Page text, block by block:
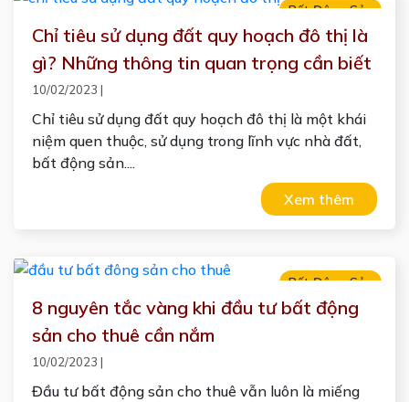
Bất Động Sản
Chỉ tiêu sử dụng đất quy hoạch đô thị là
gì? Những thông tin quan trọng cần biết
10/02/2023 |
Chỉ tiêu sử dụng đất quy hoạch đô thị là một khái
niệm quen thuộc, sử dụng trong lĩnh vực nhà đất,
bất động sản....
Xem thêm
Bất Động Sản
8 nguyên tắc vàng khi đầu tư bất động
sản cho thuê cần nắm
10/02/2023 |
Đầu tư bất động sản cho thuê vẫn luôn là miếng